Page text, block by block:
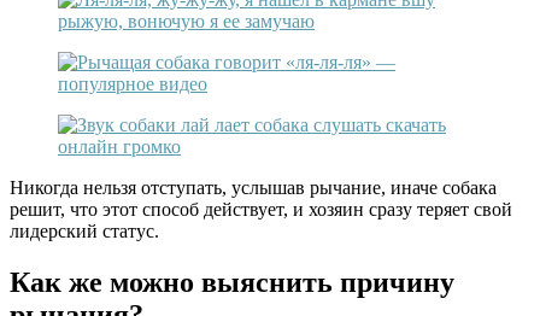
Никогда нельзя отступать, услышав рычание, иначе собака
решит, что этот способ действует, и хозяин сразу теряет свой
лидерский статус.
Как же можно выяснить причину